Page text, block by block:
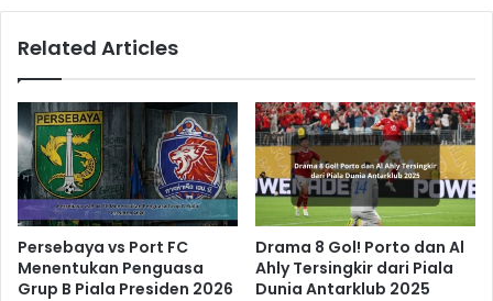
Related Articles
Persebaya vs Port FC
Menentukan Penguasa
Grup B Piala Presiden 2026
Drama 8 Gol! Porto dan Al
Ahly Tersingkir dari Piala
Dunia Antarklub 2025